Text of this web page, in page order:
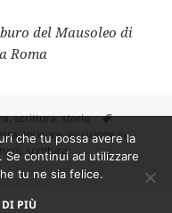
del Mausoleo di
Roma
,scrittura: storia
Tag
,incisore,iscrizione su
, scrittura
dai geroglifici agli
che tu possa avere la
continui ad utilizzare
tu ne sia felice.
DI PIÙ